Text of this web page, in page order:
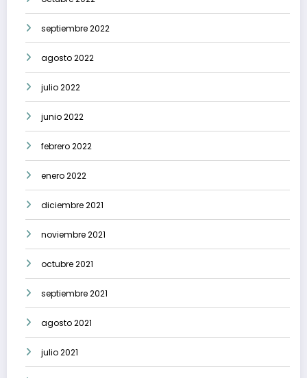
septiembre 2022
agosto 2022
julio 2022
junio 2022
febrero 2022
enero 2022
diciembre 2021
noviembre 2021
octubre 2021
septiembre 2021
agosto 2021
julio 2021